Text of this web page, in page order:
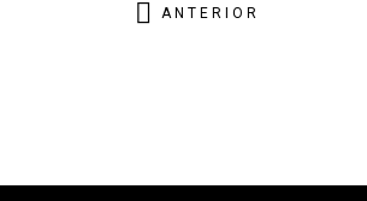
ANTERIOR